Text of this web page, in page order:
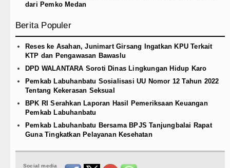
dari Pemko Medan
Berita Populer
Reses ke Asahan, Junimart Girsang Ingatkan KPU Terkait
KTP dan Pengawasan Bawaslu
DPD WALANTARA Soroti Dinas Lingkungan Hidup Karo
Pemkab Labuhanbatu Sosialisasi UU Nomor 12 Tahun 2022
Tentang Kekerasan Seksual
BPK RI Serahkan Laporan Hasil Pemeriksaan Keuangan
Pemkab Labuhanbatu
Pemkab Labuhanbatu Bersama BPJS Tanjungbalai Rapat
Guna Tingkatkan Pelayanan Kesehatan
Social media